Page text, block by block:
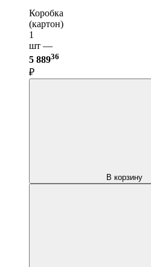
Коробка
(картон)
1
шт —
5 88936
₽
В корзину